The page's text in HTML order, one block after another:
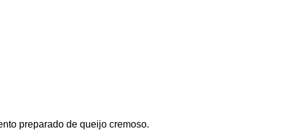
preparado de queijo cremoso.